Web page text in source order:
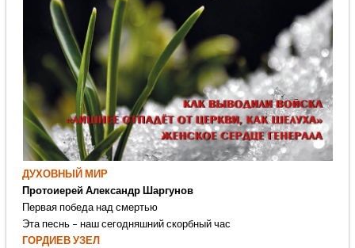
ДУХОВНЫЙ МИР
Протоиерей Александр Шаргунов
Первая победа над смертью
Эта песнь – наш сегодняшний скорбный час
ГОРДИЕВ УЗЕЛ